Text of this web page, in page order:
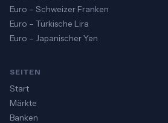
Euro – Schweizer Franken
Euro – Türkische Lira
Euro – Japanischer Yen
SEITEN
Start
Märkte
Banken